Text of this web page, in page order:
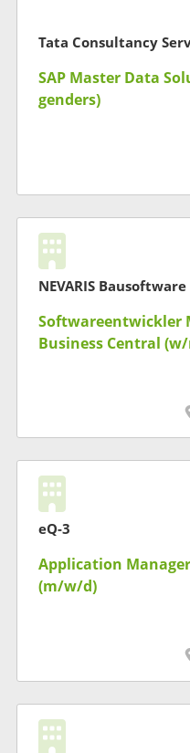
Tata Consultancy
SAP Master Data
genders)
NEVARIS Bausoftware
Softwareentwickler
Business Central
eQ-3
Application
(m/w/d)